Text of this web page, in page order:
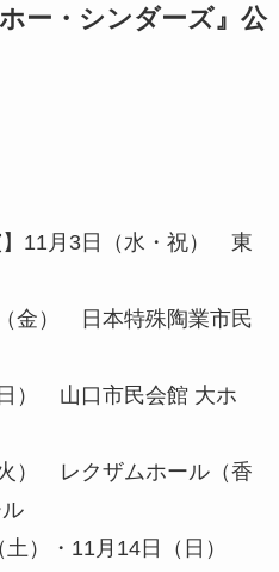
ー・シンダーズ』公
】11月3日（水・祝） 東
金） 日本特殊陶業市民
） 山口市民会館 大ホ
） レクザムホール（香
土）・11月14日（日）